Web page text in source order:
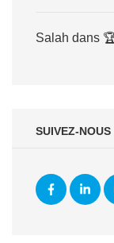
Salah dans
SUIVEZ-NOUS